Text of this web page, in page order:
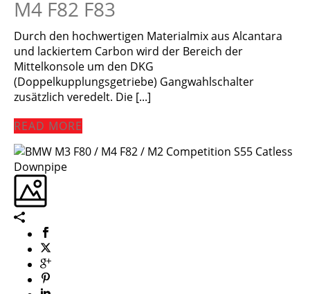
M4 F82 F83
Durch den hochwertigen Materialmix aus Alcantara
und lackiertem Carbon wird der Bereich der
Mittelkonsole um den DKG
(Doppelkupplungsgetriebe) Gangwahlschalter
zusätzlich veredelt. Die [...]
READ MORE